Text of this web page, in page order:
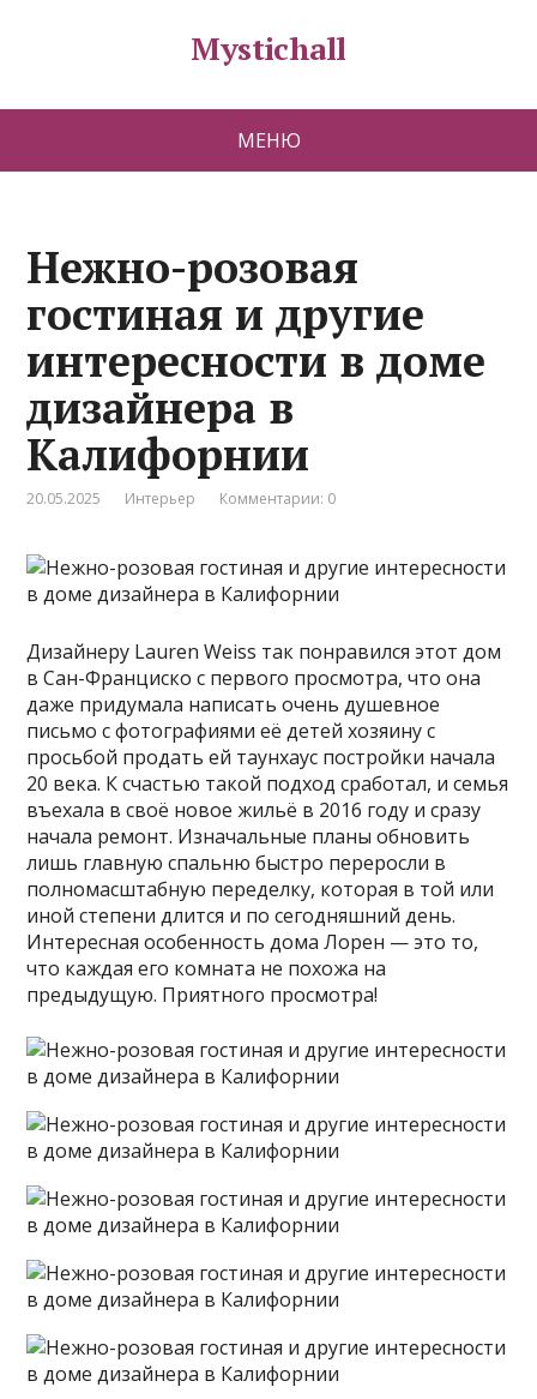
Mystichall
МЕНЮ
Нежно-розовая
гостиная и другие
интересности в доме
дизайнера в
Калифорнии
20.05.2025 Интерьер Комментарии: 0
Дизайнеру Lauren Weiss так понравился этот дом
в Сан-Франциско с первого просмотра, что она
даже придумала написать очень душевное
письмо с фотографиями её детей хозяину с
просьбой продать ей таунхаус постройки начала
20 века. К счастью такой подход сработал, и семья
въехала всвоё новое жильё в 2016 году и сразу
начала ремонт. Изначальные планы обновить
лишь главную спальню быстро переросли в
полномасштабную переделку, которая в той или
иной степени длится и по сегодняшний день.
Интересная особенность дома Лорен — это то,
что каждая его комната не похожа на
предыдущую. Приятного просмотра!